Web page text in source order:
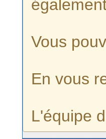
Vous
En vous
L'équipe